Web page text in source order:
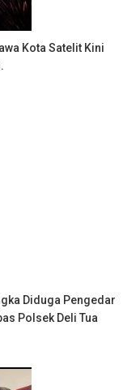
Kota Satelit Kini
Diduga Pengedar
Polsek Deli Tua